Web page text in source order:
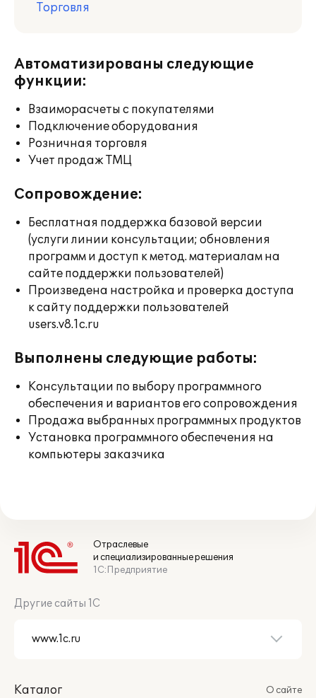
Торговля
Автоматизированы следующие
функции:
Взаиморасчеты с покупателями
Подключение оборудования
Розничная торговля
Учет продаж ТМЦ
Сопровождение:
Бесплатная поддержка базовой версии
(услуги линии консультации; обновления
программ и доступ к метод. материалам на
сайте поддержки пользователей)
Произведена настройка и проверка доступа
к сайту поддержки пользователей
users.v8.1c.ru
Выполнены следующие работы:
Консультации по выбору программного
обеспечения и вариантов его сопровождения
Продажа выбранных программных продуктов
Установка программного обеспечения на
компьютеры заказчика
Отраслевые
и специализированные решения
1С:Предприятие
Другие сайты 1С
Каталог
О сайте